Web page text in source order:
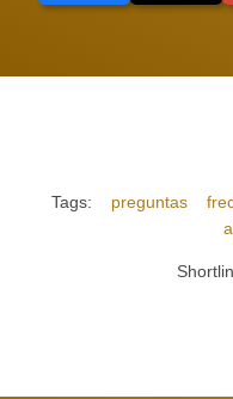
Tags: preguntas